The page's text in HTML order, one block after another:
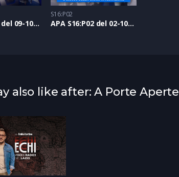
APA S16:P03 del 09-10-2025
S16:P02
APA S16:P02 del 02-10-2025
also like after: A Porte Aperte